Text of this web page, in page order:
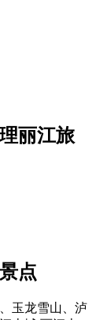
丽江旅
点
玉龙雪山、泸